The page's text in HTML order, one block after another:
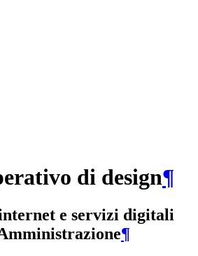
di design¶
e servizi digitali
¶